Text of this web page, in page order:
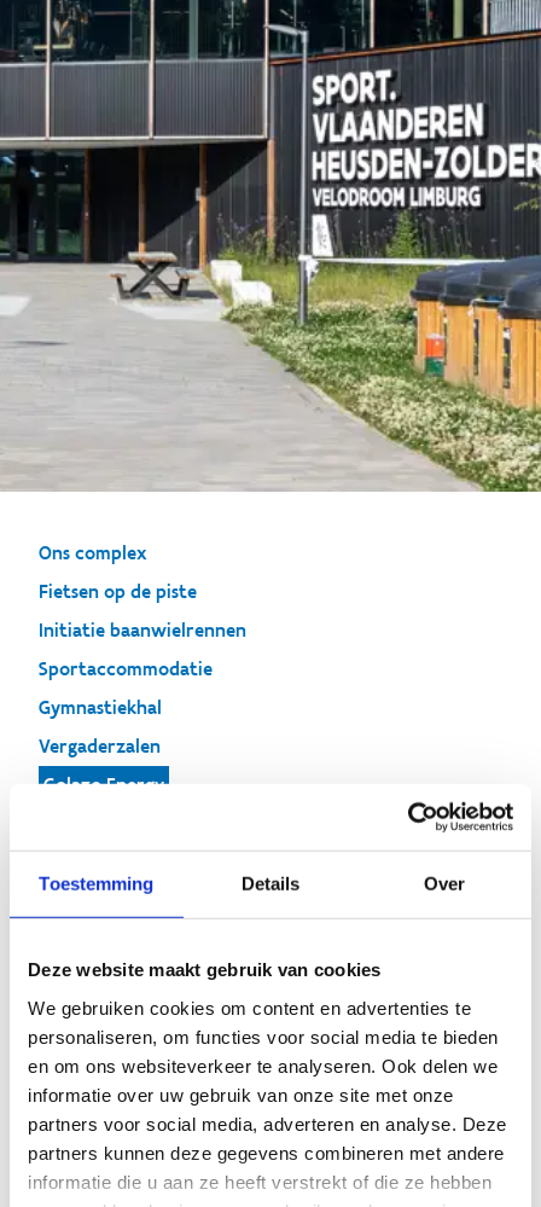
Toestemming Details Over
Deze website maakt gebruik van cookies
We gebruiken cookies om content en advertenties te
personaliseren, om functies voor social media te bieden
en om ons websiteverkeer te analyseren. Ook delen we
informatie over uw gebruik van onze site met onze
partners voor social media, adverteren en analyse. Deze
partners kunnen deze gegevens combineren met andere
informatie die u aan ze heeft verstrekt of die ze hebben
Ons complex
Fietsen op de piste
Initiatie baanwielrennen
Sportaccommodatie
Gymnastiekhal
Vergaderzalen
Golazo Energy
CVO De Verdieping
Golazo Energy